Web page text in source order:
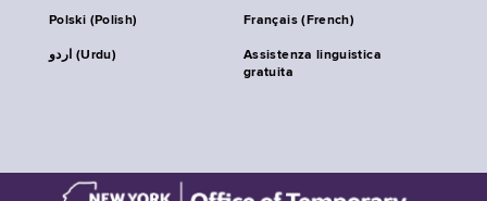
Polski (Polish) Français (French)
اردو (Urdu)
Assistenza linguistica
gratuita